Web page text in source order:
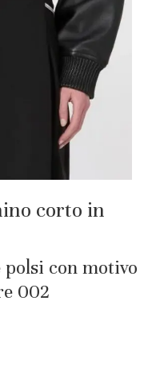
corto in
con motivo
002